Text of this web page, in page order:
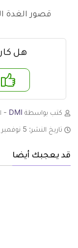
قصور الغدة
هل
كتب بواسطة DMI
-
تاريخ النشر: 5 نوفمبر 2013
قد يعجبك أيضا